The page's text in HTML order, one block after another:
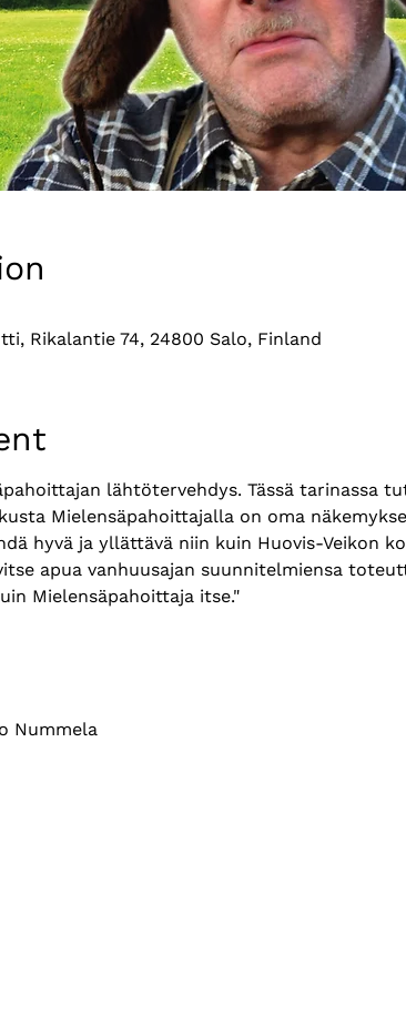
Rikalantie 74, 24800 Salo, Finland
lähtötervehdys. Tässä tarinassa
Mielensäpahoittajalla on oma
hyvä ja yllättävä niin kuin Huovis-Veikon
apua vanhuusajan suunnitelmiensa
Mielensäpahoittaja itse."
Nummela